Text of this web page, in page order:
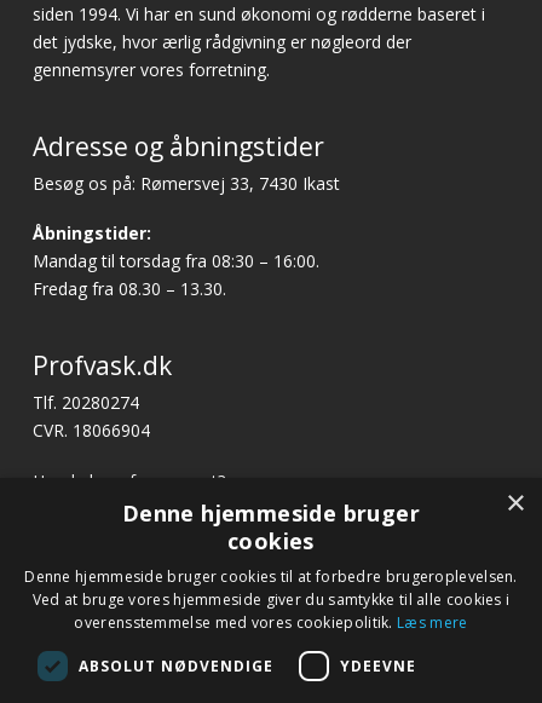
siden 1994. Vi har en sund økonomi og rødderne baseret i
det jydske, hvor ærlig rådgivning er nøgleord der
gennemsyrer vores forretning.
Adresse og åbningstider
Besøg os på: Rømersvej 33, 7430 Ikast
Åbningstider:
Mandag til torsdag fra 08:30 – 16:00.
Fredag fra 08.30 – 13.30.
Profvask.dk
Tlf. 20280274
CVR. 18066904
Har du brug for support?
profvask@kpa.dk
Hurtige links
Betingelser og garanti
Kontakt
Fagor.dk
Bliv ringet op
Ring til os på tlf. 20 28 02 74 eller notér dit nummer
nedenfor, så kontakter vi dig.
×
Denne hjemmeside bruger
cookies
Denne hjemmeside bruger cookies til at forbedre brugeroplevelsen.
Ved at bruge vores hjemmeside giver du samtykke til alle cookies i
overensstemmelse med vores cookiepolitik. Læs mere
ABSOLUT NØDVENDIGE YDEEVNE